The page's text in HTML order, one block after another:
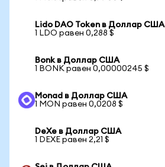
Lido DAO Token в Доллар США
1 LDO равен 0,288 $
Bonk в Доллар США
1 BONK равен 0,00000245 $
Monad в Доллар США
1 MON равен 0,0208 $
DeXe в Доллар США
1 DEXE равен 2,21 $